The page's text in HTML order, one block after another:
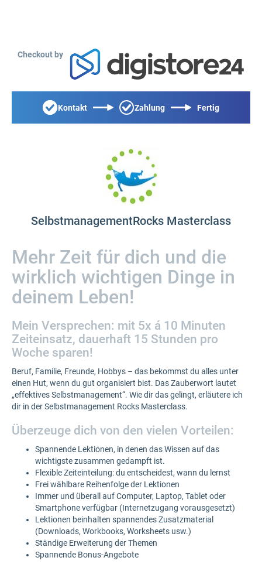
Checkout by
Kontakt Zahlung Fertig
SelbstmanagementRocks Masterclass
Mehr Zeit für dich und die
wirklich wichtigen Dinge in
deinem Leben!
Mein Versprechen: mit 5x á 10 Minuten
Zeiteinsatz, dauerhaft 15 Stunden pro
Woche sparen!
Beruf, Familie, Freunde, Hobbys – das bekommst du alles unter
einen Hut, wenn du gut organisiert bist. Das Zauberwort lautet
„effektives Selbstmanagement“. Wie dir das gelingt, erläutere ich
dir in der Selbstmanagement Rocks Masterclass.
Überzeuge dich von den vielen Vorteilen:
Spannende Lektionen, in denen das Wissen auf das
wichtigste zusammen gedampft ist.
Flexible Zeiteinteilung: du entscheidest, wann du lernst
Frei wählbare Reihenfolge der Lektionen
Immer und überall auf Computer, Laptop, Tablet oder
Smartphone verfügbar (Internetzugang vorausgesetzt)
Lektionen beinhalten spannendes Zusatzmaterial
(Downloads, Workbooks, Worksheets usw.)
Ständige Erweiterung der Themen
Spannende Bonus-Angebote